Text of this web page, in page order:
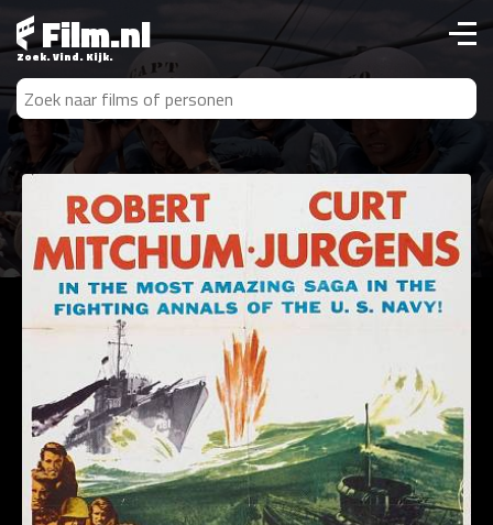
Film.nl
Zoek. Vind. Kijk.